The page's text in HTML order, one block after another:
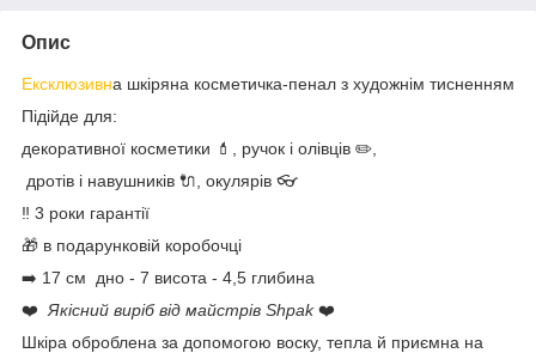
Опис
Ексклюзивна шкіряна косметичка-пенал з художнім тисненням
Підійде для:
декоративної косметики 💄, ручок і олівців ✏️,
дротів і навушників 🔌, окулярів 👓
‼️ 3 роки гарантії
🎁 в подарунковій коробочці
➡️ 17 см дно - 7 висота - 4,5 глибина
❤️ Якісний виріб від майстрів Shpak❤️
Шкіра оброблена за допомогою воску, тепла й приємна на